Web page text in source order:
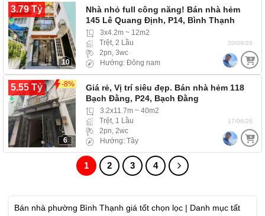
3.79 Tỷ
10
Nhà nhỏ full công năng! Bán nhà hẻm
145 Lê Quang Định, P14, Bình Thạnh
3x4.2m ~ 12m2
Trệt, 2 Lầu
2pn, 3wc
Hướng: Đông nam
20/06/26
5.55 Tỷ -8%
6
Giá rẻ, Vị trí siêu đẹp. Bán nhà hẻm 118
Bạch Đằng, P24, Bạch Đằng
3.2x11.7m ~ 40m2
Trệt, 1 Lầu
2pn, 2wc
Hướng: Tây
17/06/26
1 2 3 4
Bán nhà phường Bình Thạnh giá tốt chọn lọc | Danh mục tất